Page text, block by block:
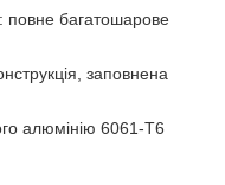
повне багатошарове
заповнена
алюмінію 6061-T6